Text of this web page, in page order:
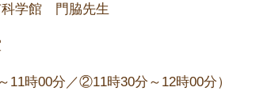
科学館 門脇先生
時00分／②11時30分～12時00分）